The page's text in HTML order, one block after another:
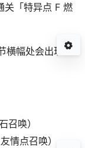
「特异点 F 燃
幅处会出现
召唤）
情点召唤）